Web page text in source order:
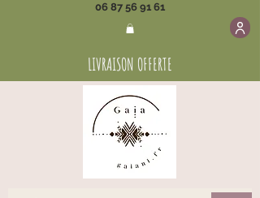
06 87 56 91 61
LIVRAISON OFFERTE